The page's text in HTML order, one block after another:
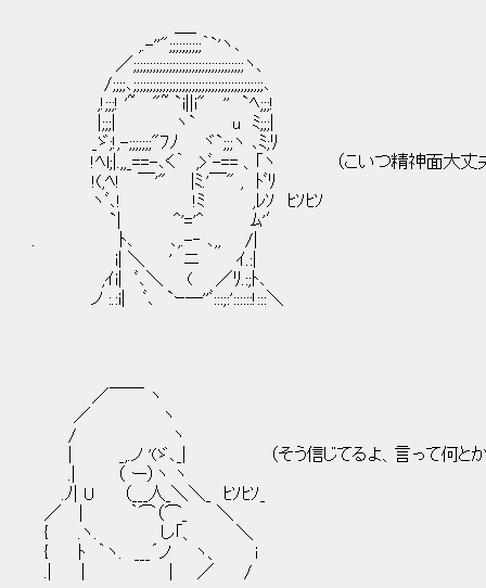
,.-''";;;;;;;;;;｀`'ヽ､
／;;;;;;;;;;;;;;;;;;;;;;;;;;;;;;;;;;ヽ、
/;;;;､;;;;;;;;;;;;;;;;;;;;;;;;;;;;;;;;;;;;;;;;､
,!;;;! '~ "~ `i||i" '' `ﾍ;;;!
|;;;| ヽ` u ﾐ;;;|
_ゞ;!,-;;;;;;;"ﾌﾉ ヾ`;;;ヽ ､ﾐ;ﾘ
!ﾍl;|.,,_==-､く｀ ,>ﾞ-== 、｢ヽ （こいつ精神面大丈夫
!(,ﾍ! ￣'" |ﾐ.'￣" , ﾄﾞﾘ
ヽﾞ､! !ﾐ ,ﾚｿ ﾋｿﾋｿ
`| ^'='^ ﾑ'′
. ﾄ､ ､,.-‐ ､,, /|
i| ＼ ' ニ ｲ.:|
,ｲi| ﾞ､＼ ( ／ﾘ.:;ﾄ､
ノ :.:i| ﾞ､ `ｰ─''ﾞ:::;:'::::::!:::＼
／￣￣ ヽ
／ ヽ
/ ヽ
| _,.ノ '(ゞ､_| （そう信じてるよ、言って何とかな
.| （ ー）ヽ ヽ
.ﾉ| U （___人_＼＼_ ﾋｿﾋｿ_
／ | ｀⌒（⌒_ ＼
{ .ヽ. し「、 ＼
{ ﾄ ｀ヽ. ___´ノ ヽ、 i
.| | | ／ /